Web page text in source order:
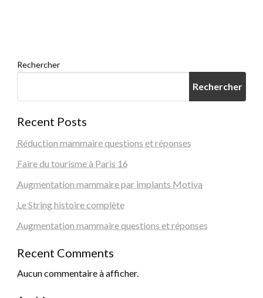
Rechercher
Rechercher
Recent Posts
Réduction mammaire questions et réponses
Faire du tourisme à Paris 16
Augmentation mammaire par implants Motiva
Le String histoire complète
Augmentation mammaire questions et réponses
Recent Comments
Aucun commentaire à afficher.